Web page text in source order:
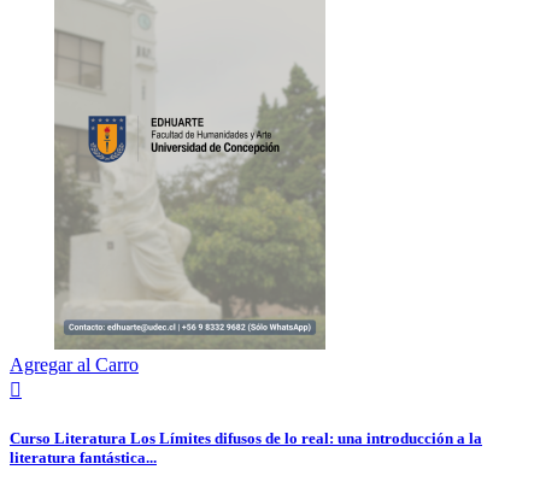
Agregar al Carro

Curso Literatura Los Límites difusos de lo real: una introducción a la
literatura fantástica...